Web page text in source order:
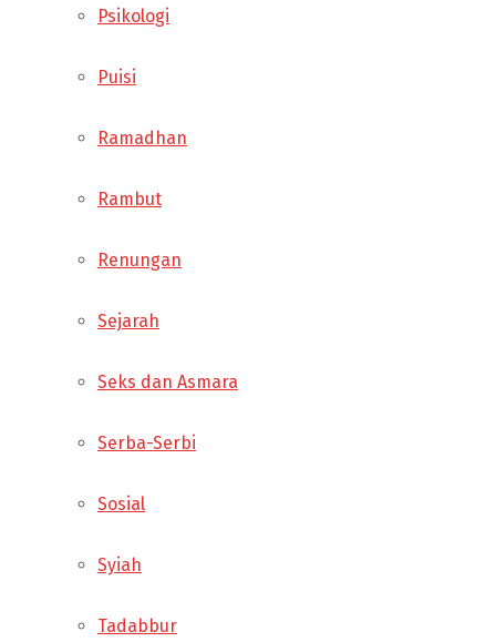
Psikologi
Puisi
Ramadhan
Rambut
Renungan
Sejarah
Seks dan Asmara
Serba-Serbi
Sosial
Syiah
Tadabbur